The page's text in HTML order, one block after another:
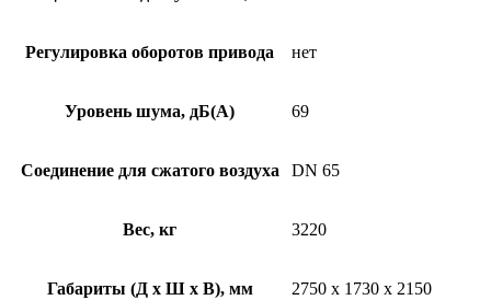
Регулировка оборотов привода нет
Уровень шума, дБ(А) 69
Соединение для сжатого воздуха DN 65
Вес, кг 3220
Габариты (Д х Ш х В), мм 2750 x 1730 x 2150